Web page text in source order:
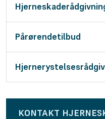
Pårørendetilbud
KONTAKT